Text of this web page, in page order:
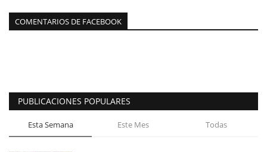
COMENTARIOS DE FACEBOOK
PUBLICACIONES POPULARES
Esta Semana Este Mes Todas